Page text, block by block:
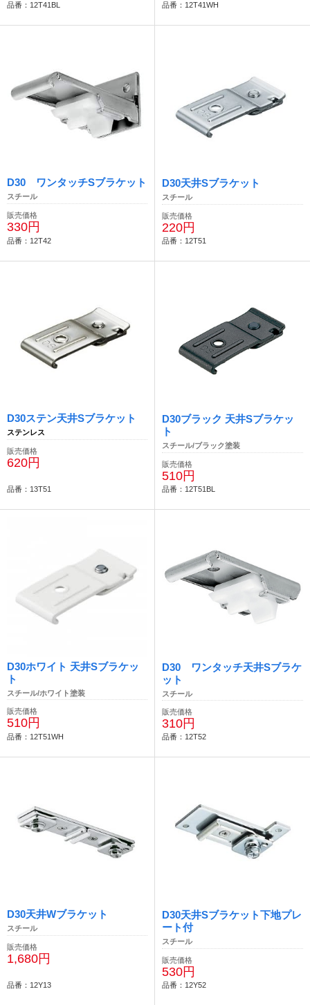
品番：12T41BL 品番：12T41WH
D30 ワンタッチSブラケット
スチール
販売価格
330円
品番：12T42
D30天井Sブラケット
スチール
販売価格
220円
品番：12T51
D30ステン天井Sブラケット
ステンレス
販売価格
620円
品番：13T51
D30ブラック 天井Sブラケッ
ト
スチール/ブラック塗装
販売価格
510円
品番：12T51BL
D30ホワイト 天井Sブラケッ
ト
スチール/ホワイト塗装
販売価格
510円
品番：12T51WH
D30 ワンタッチ天井Sブラケ
ット
スチール
販売価格
310円
品番：12T52
D30天井Wブラケット
スチール
販売価格
1,680円
品番：12Y13
D30天井Sブラケット下地プレ
ート付
スチール
販売価格
530円
品番：12Y52